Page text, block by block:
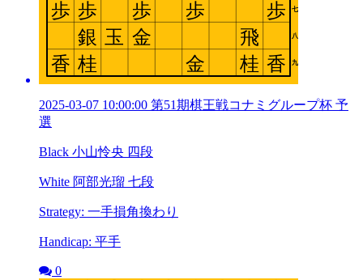
2025-03-07 10:00:00 第51期棋王戦コナミグループ杯 予
選
Black 小山怜央 四段
White 阿部光瑠 七段
Strategy: 一手損角換わり
Handicap: 平手
0